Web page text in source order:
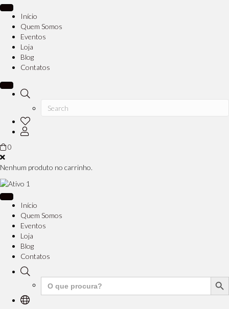
Início
Quem Somos
Eventos
Loja
Blog
Contatos
0
Nenhum produto no carrinho.
Início
Quem Somos
Eventos
Loja
Blog
Contatos
Search
for:
Search